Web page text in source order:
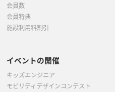
会員数
会員特典
施設利用料割引
イベントの開催
キッズエンジニア
モビリティデザインコンテスト